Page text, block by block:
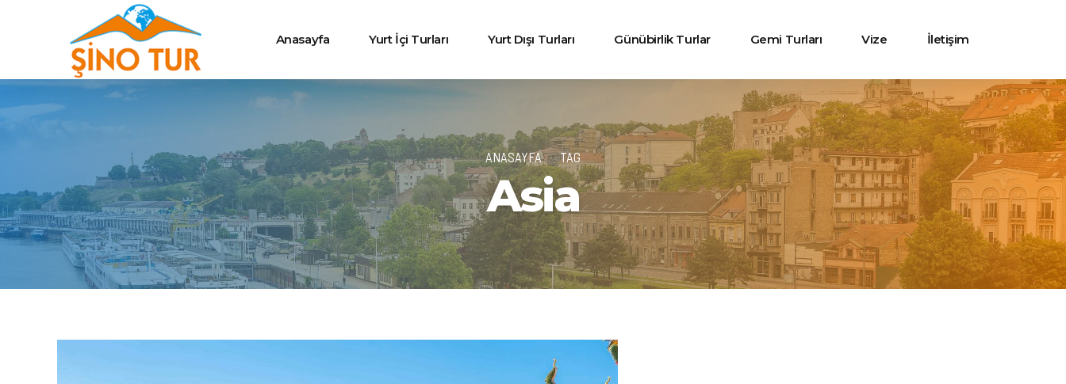
Anasayfa Yurt İçi Turları Yurt Dışı Turları Günübirlik Turlar Gemi Turları Vize İletişim
ANASAYFA TAG
Asia